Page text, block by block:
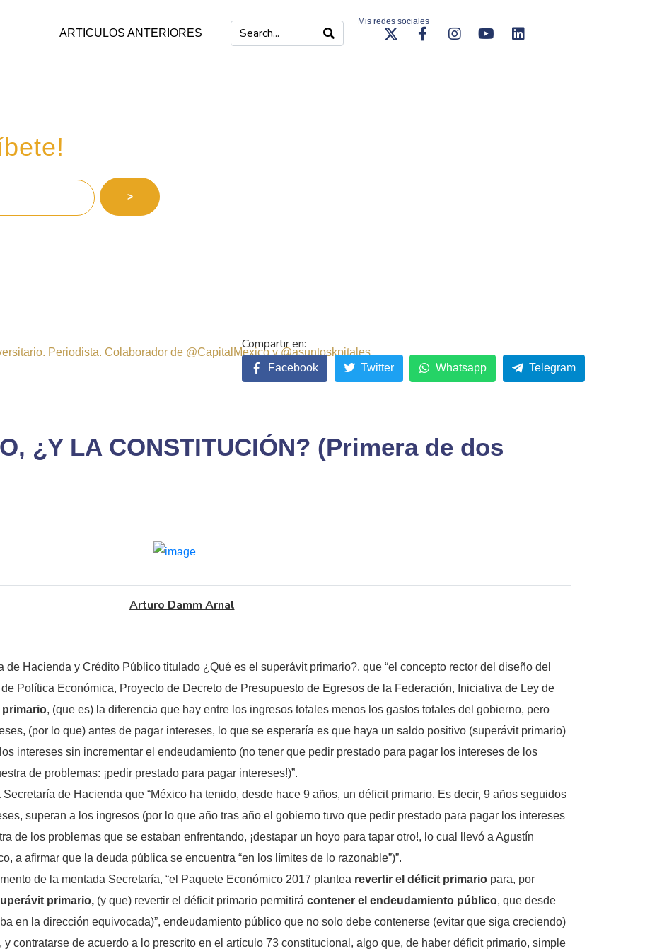
ARTICULOS ANTERIORES
Mis redes sociales
>
Periodista. Colaborador de @CapitalMexico y @asuntoskpitales
¿Y LA CONSTITUCIÓN? (Primera de dos
Arturo Damm Arnal
de Hacienda y Crédito Público titulado ¿Qué es el superávit primario?, que “el concepto rector del diseño del
Política Económica, Proyecto de Decreto de Presupuesto de Egresos de la Federación, Iniciativa de Ley de
primario, (que es) la diferencia que hay entre los ingresos totales menos los gastos totales del gobierno, pero
(por lo que) antes de pagar intereses, lo que se esperaría es que haya un saldo positivo (superávit primario)
intereses sin incrementar el endeudamiento (no tener que pedir prestado para pagar los intereses de los
de problemas: ¡pedir prestado para pagar intereses!)”.
de Hacienda que “México ha tenido, desde hace 9 años, un déficit primario. Es decir, 9 años seguidos
superan a los ingresos (por lo que año tras año el gobierno tuvo que pedir prestado para pagar los intereses
de los problemas que se estaban enfrentando, ¡destapar un hoyo para tapar otro!, lo cual llevó a Agustín
a afirmar que la deuda pública se encuentra “en los límites de lo razonable”)”.
de la mentada Secretaría, “el Paquete Económico 2017 plantea revertir el déficit primario para, por
primario, (y que) revertir el déficit primario permitirá contener el endeudamiento público, que desde
en la dirección equivocada)”, endeudamiento público que no solo debe contenerse (evitar que siga creciendo)
contratarse de acuerdo a lo prescrito en el artículo 73 constitucional, algo que, de haber déficit primario, simple
Facebook Twitter Whatsapp Telegram